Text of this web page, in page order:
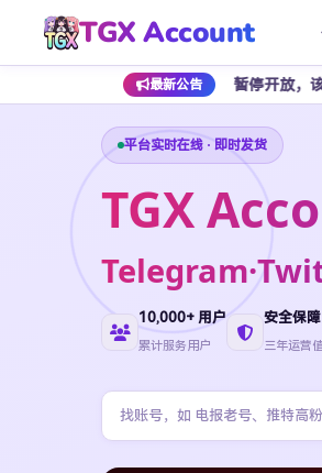
TGX Account
最新公告
7 点期间暂停开放，该时段仅支持加密货
平台实时在线 · 即时发货
TGX
10,000+ 用户
累计服务用户
安全保障
三年运营